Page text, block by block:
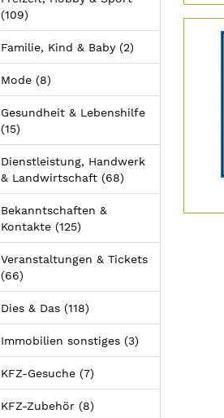
>
n
-
>
r
t
e
n
-
>
&
G
a
r
t
e
n
-
>
(109Anzeigen
)
Familie, Kind & Baby (2Anzeigen
)
Mode (8Anzeigen
)
Gesundheit & Lebenshilfe
(15Anzeigen
)
Dienstleistung, Handwerk
& Landwirtschaft (68Anzeigen
)
Bekanntschaften &
Kontakte (125Anzeigen
)
Veranstaltungen & Tickets
(66Anzeigen
)
Dies & Das (118Anzeigen
)
Immobilien sonstiges (3Anzeigen
)
KFZ-Gesuche (7Anzeigen
)
KFZ-Zubehör (8Anzeigen
)